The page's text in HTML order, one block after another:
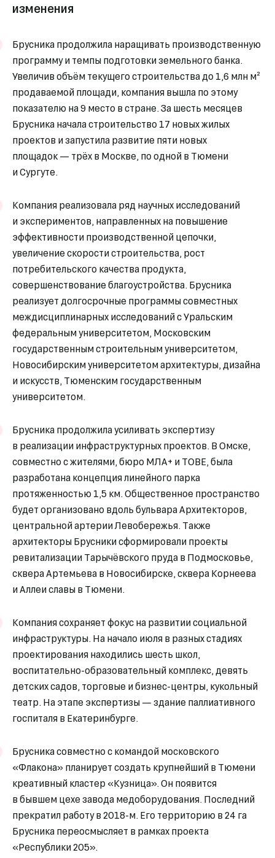
изменения
Брусника продолжила наращивать производственную
программу и темпы подготовки земельного банка.
Увеличив объём текущего строительства до 1,6 млн м²
продаваемой площади, компания вышла по этому
показателю на 9 место в стране. За шесть месяцев
Брусника начала строительство 17 новых жилых
проектов и запустила развитие пяти новых
площадок — трёх в Москве, по одной в Тюмени
и Сургуте.
Компания реализовала ряд научных исследований
и экспериментов, направленных на повышение
эффективности производственной цепочки,
увеличение скорости строительства, рост
потребительского качества продукта,
совершенствование благоустройства. Брусника
реализует долгосрочные программы совместных
междисциплинарных исследований с Уральским
федеральным университетом, Московским
государственным строительным университетом,
Новосибирским университетом архитектуры, дизайна
и искусств, Тюменским государственным
университетом.
Брусника продолжила усиливать экспертизу
в реализации инфраструктурных проектов. В Омске,
совместно с жителями, бюро МЛА+ и TOBE, была
разработана концепция линейного парка
протяженностью 1,5 км. Общественное пространство
будет организовано вдоль бульвара Архитекторов,
центральной артерии Левобережья. Также
архитекторы Брусники сформировали проекты
ревитализации Тарычёвского пруда в Подмосковье,
сквера Артемьева в Новосибирске, сквера Корнеева
и Аллеи славы в Тюмени.
Компания сохраняет фокус на развитии социальной
инфраструктуры. На начало июля в разных стадиях
проектирования находились шесть школ,
воспитательно-образовательный комплекс, девять
детских садов, торговые и бизнес-центры, кукольный
театр. На этапе экспертизы — здание паллиативного
госпиталя в Екатеринбурге.
Брусника совместно с командой московского
«Флакона» планирует создать крупнейший в Тюмени
креативный кластер «Кузница». Он появится
в бывшем цехе завода медоборудования. Последний
прекратил работу в 2018-м. Его территорию в 24 га
Брусника переосмысляет в рамках проекта
«Республики 205».